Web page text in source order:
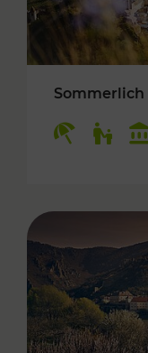
Sommerlich